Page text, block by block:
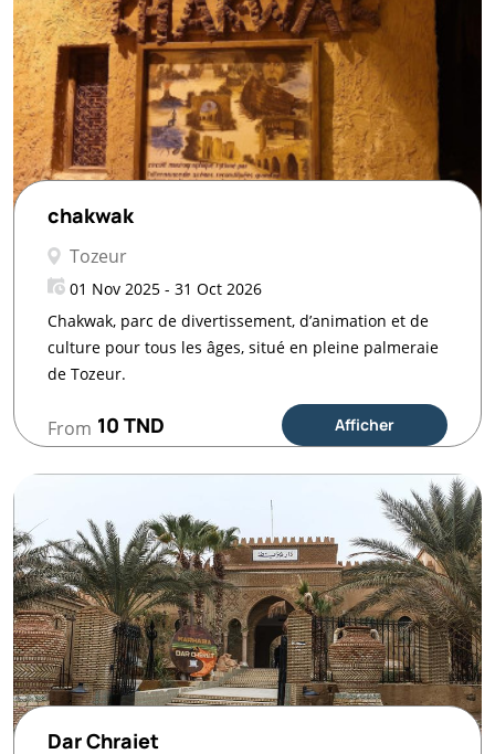
chakwak
Tozeur
01 Nov 2025 - 31 Oct 2026
Chakwak, parc de divertissement, d’animation et de
culture pour tous les âges, situé en pleine palmeraie
de Tozeur.
From 10 TND Afficher
Dar Chraiet